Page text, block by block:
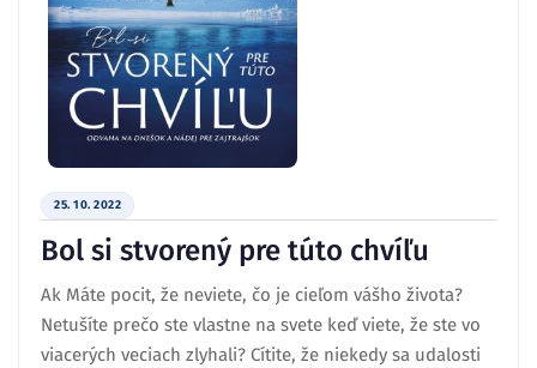
25. 10. 2022
Bol si stvorený pre túto chvíľu
Ak Máte pocit, že neviete, čo je cieľom vášho života?
Netušíte prečo ste vlastne na svete keď viete, že ste vo
viacerých veciach zlyhali? Cítite, že niekedy sa udalosti